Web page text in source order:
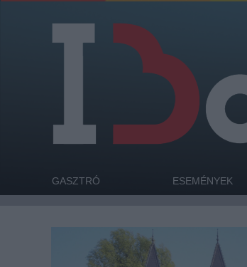
GASZTRÓ ESEMÉNYEK
Keszthely és környéke a Balaton egyik
legizgalmasabb régiója, akár kulturális, akár